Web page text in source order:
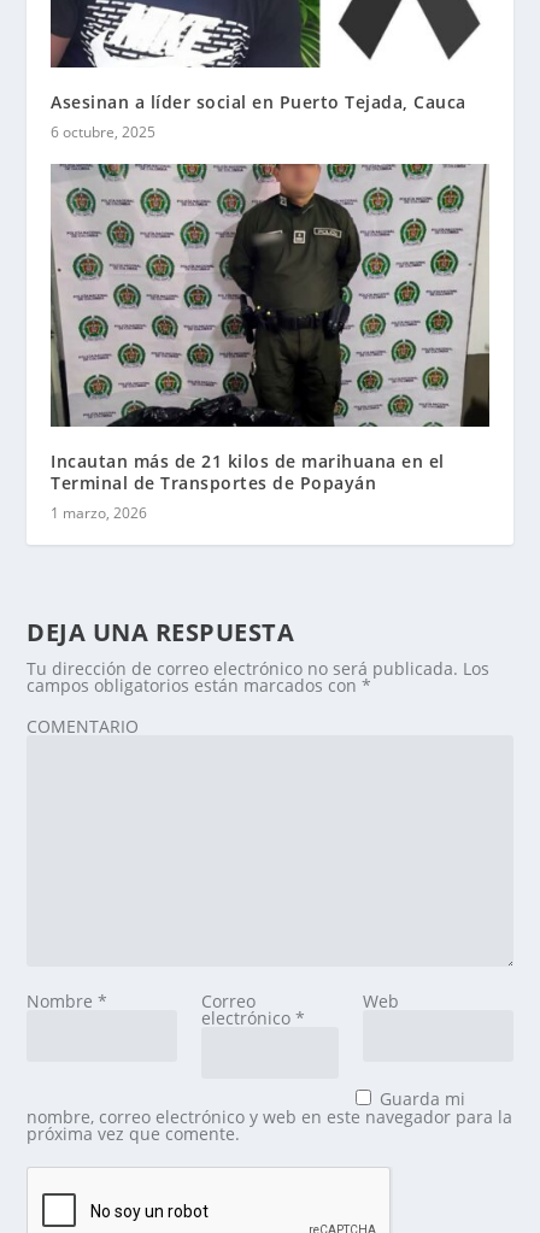
Asesinan a líder social en Puerto Tejada, Cauca
6 octubre, 2025
Incautan más de 21 kilos de marihuana en el
Terminal de Transportes de Popayán
1 marzo, 2026
DEJA UNA RESPUESTA
Tu dirección de correo electrónico no será publicada. Los
campos obligatorios están marcados con*
COMENTARIO
Nombre* Correo
electrónico *
Web
Guarda mi
nombre, correo electrónico y web en este navegador para la
próxima vez que comente.